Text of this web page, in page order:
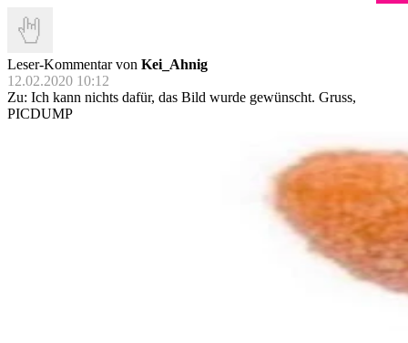
Leser-Kommentar von Kei_Ahnig
12.02.2020 10:12
Zu: Ich kann nichts dafür, das Bild wurde gewünscht. Gruss,
PICDUMP